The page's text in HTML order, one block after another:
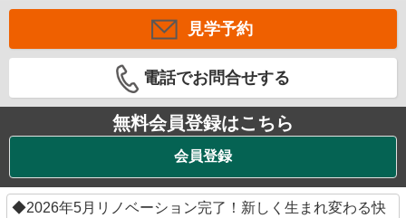
見学予約
電話でお問合せする
無料会員登録はこちら
会員登録
◆2026年5月リノベーション完了！新しく生まれ変わる快